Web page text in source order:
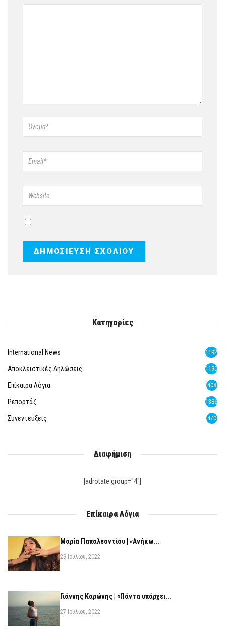
Κατηγορίες
International News 1192
Αποκλειστικές Δηλώσεις 1190
Επίκαιρα Λόγια 408
Ρεπορτάζ 1386
Συνεντεύξεις 470
Διαφήμιση
[adrotate group="4"]
Επίκαιρα Λόγια
Μαρία Παπαλεοντίου | «Ανήκω...
29 Ιουλίου, 2022
Γιάννης Καρώνης | «Πάντα υπάρχει...
27 Ιουλίου, 2022